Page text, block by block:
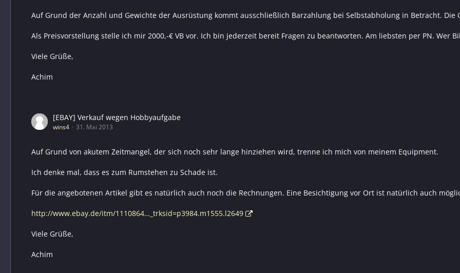
Auf Grund der Anzahl und Gewichte der Ausrüstung kommt ausschließlich Barzahlung bei Selbstabholung in Betracht.
Als Preisvorstellung stelle ich mir 2000,-€ VB vor. Ich bin jederzeit bereit Fragen zu beantworten. Am liebsten per PN. Wer
Viele Grüße,
Achim
[EBAY] Verkauf wegen Hobbyaufgabe
wins4 31. Mai 2013
Auf Grund von akutem Zeitmangel, der sich noch sehr lange hinziehen wird, trenne ich mich von meinem Equipment.
Ich denke mal, dass es zum Rumstehen zu Schade ist.
Für die angebotenen Artikel gibt es natürlich auch noch die Rechnungen. Eine Besichtigung vor Ort ist natürlich auch
http://www.ebay.de/itm/1110864…_trksid=p3984.m1555.l2649
Viele Grüße,
Achim